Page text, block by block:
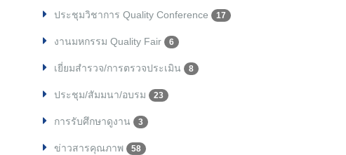
ประชุมวิชาการ Quality Conference 17
งานมหกรรม Quality Fair 6
เยี่ยมสำรวจ/การตรวจประเมิน 8
ประชุม/สัมมนา/อบรม 23
การรับศึกษาดูงาน 3
ข่าวสารคุณภาพ 58